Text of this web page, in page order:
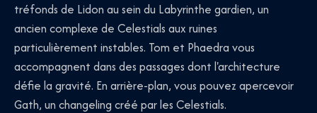
tréfonds de Lidon au sein du Labyrinthe gardien, un
ancien complexe de Celestials aux ruines
particulièrement instables. Tom et Phaedra vous
accompagnent dans des passages dont l'architecture
défie la gravité. En arrière-plan, vous pouvez apercevoir
Gath, un changeling créé par les Celestials.